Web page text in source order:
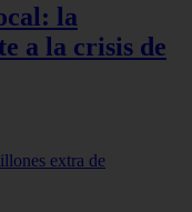
la
a la crisis de